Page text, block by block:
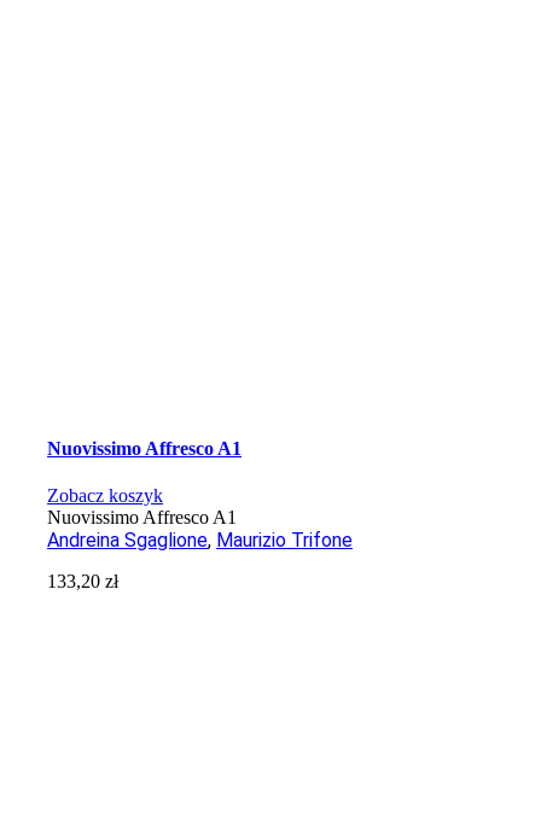
Nuovissimo Affresco A1
Zobacz koszyk
Nuovissimo Affresco A1
Andreina Sgaglione, Maurizio Trifone
133,20zł